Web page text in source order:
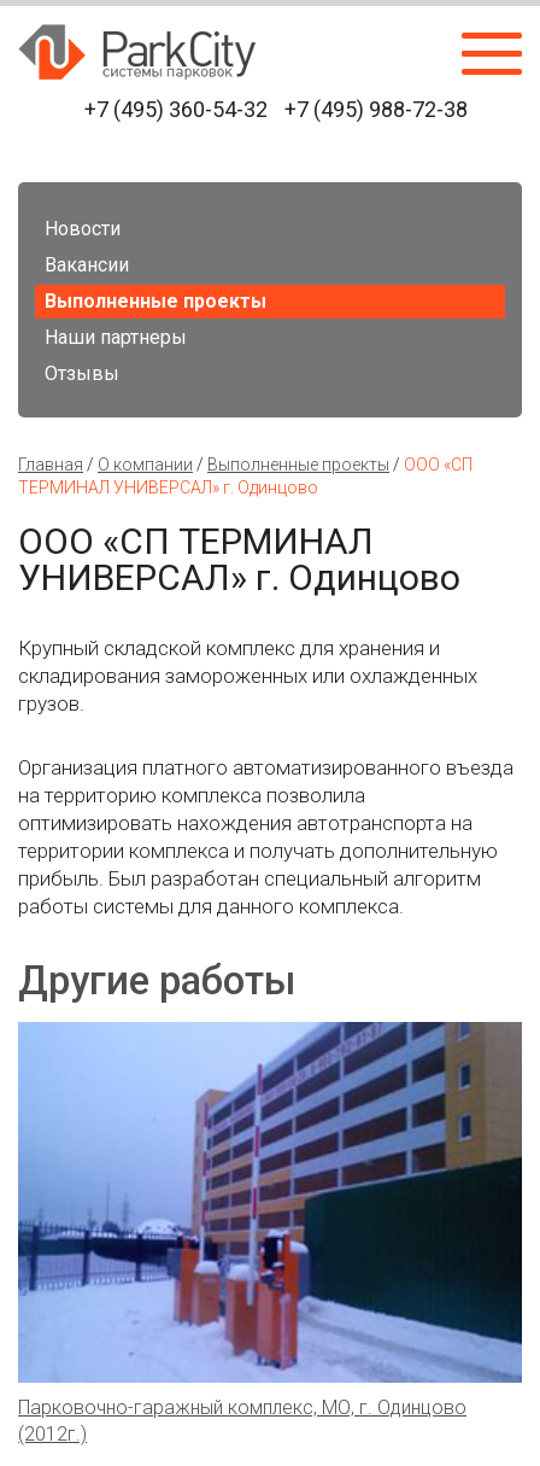
+7 (495) 360-54-32 +7 (495) 988-72-38
Новости
Вакансии
Выполненные проекты
Наши партнеры
Отзывы
Главная / О компании / Выполненные проекты / ООО «СП
ТЕРМИНАЛ УНИВЕРСАЛ» г. Одинцово
ООО «СП ТЕРМИНАЛ
УНИВЕРСАЛ» г. Одинцово
Крупный складской комплекс для хранения и
складирования замороженных или охлажденных
грузов.
Организация платного автоматизированного въезда
на территорию комплекса позволила
оптимизировать нахождения автотранспорта на
территории комплекса и получать дополнительную
прибыль. Был разработан специальный алгоритм
работы системы для данного комплекса.
Другие работы
Парковочно-гаражный комплекс, МО, г. Одинцово
(2012г.)